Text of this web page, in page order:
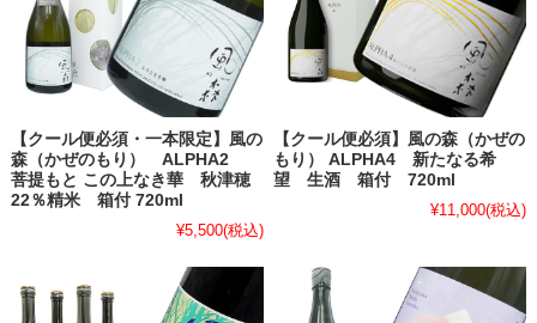
【クール便必須・一本限定】風の
森（かぜのもり） ALPHA2
菩提もと この上なき華 秋津穂
22％精米 箱付 720ml
¥5,500(税込)
【クール便必須】風の森（かぜの
もり） ALPHA4 新たなる希
望 生酒 箱付 720ml
¥11,000(税込)